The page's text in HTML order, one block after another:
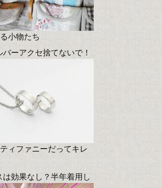
小物たち
ーアクセ捨てないで！
ィファニーだってキレ
は効果なし？半年着用し